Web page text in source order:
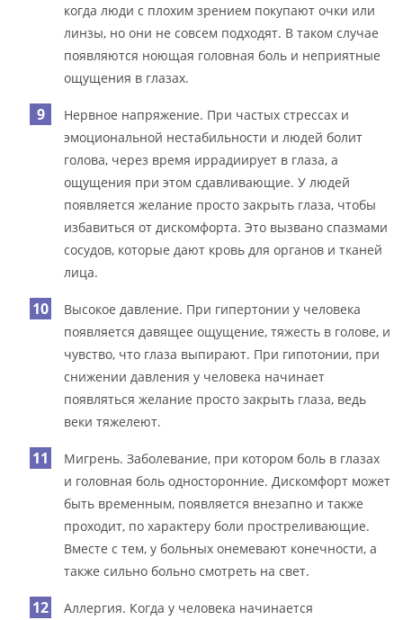
когда люди с плохим зрением покупают очки или
линзы, но они не совсем подходят. В таком случае
появляются ноющая головная боль и неприятные
ощущения в глазах.
Нервное напряжение. При частых стрессах и
эмоциональной нестабильности и людей болит
голова, через время иррадиирует в глаза, а
ощущения при этом сдавливающие. У людей
появляется желание просто закрыть глаза, чтобы
избавиться от дискомфорта. Это вызвано спазмами
сосудов, которые дают кровь для органов и тканей
лица.
Высокое давление. При гипертонии у человека
появляется давящее ощущение, тяжесть в голове, и
чувство, что глаза выпирают. При гипотонии, при
снижении давления у человека начинает
появляться желание просто закрыть глаза, ведь
веки тяжелеют.
Мигрень. Заболевание, при котором боль в глазах
и головная боль односторонние. Дискомфорт может
быть временным, появляется внезапно и также
проходит, по характеру боли простреливающие.
Вместе с тем, у больных онемевают конечности, а
также сильно больно смотреть на свет.
Аллергия. Когда у человека начинается